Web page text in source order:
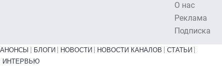
О нас
Реклама
Подписка
Primary links bottom
АНОНСЫ БЛОГИ НОВОСТИ НОВОСТИ КАНАЛОВ
СТАТЬИ
ИНТЕРВЬЮ